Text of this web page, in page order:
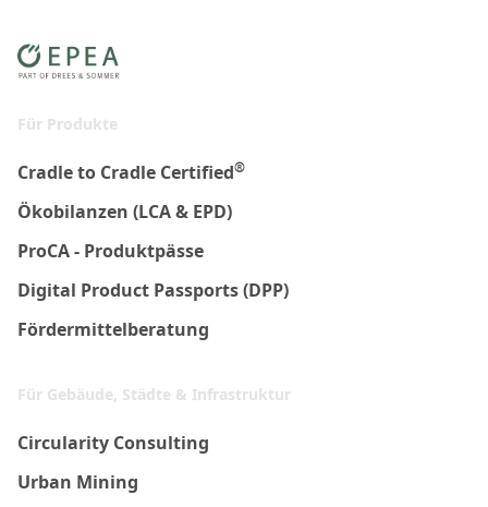
Für Produkte
Cradle to Cradle Certified®
Ökobilanzen (LCA & EPD)
ProCA - Produktpässe
Digital Product Passports (DPP)
Fördermittelberatung
Für Gebäude, Städte & Infrastruktur
Circularity Consulting
Urban Mining